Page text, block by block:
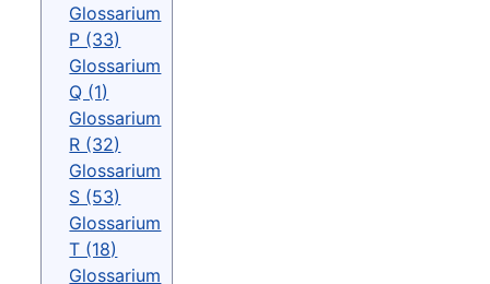
Glossarium
P (33)
Glossarium
Q (1)
Glossarium
R (32)
Glossarium
S (53)
Glossarium
T (18)
Glossarium